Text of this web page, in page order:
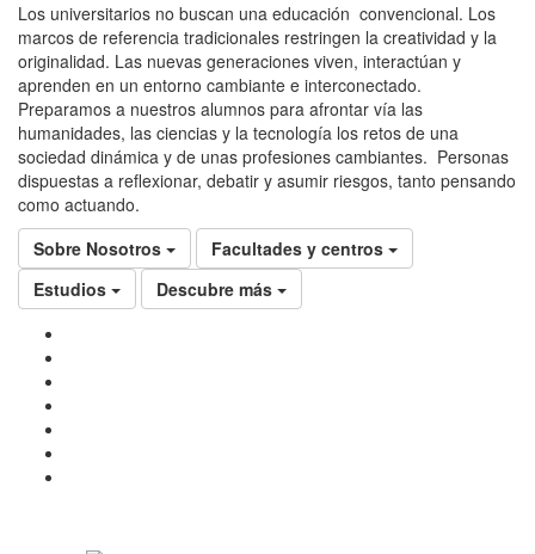
Los universitarios no buscan una educación convencional. Los
marcos de referencia tradicionales restringen la creatividad y la
originalidad. Las nuevas generaciones viven, interactúan y
aprenden en un entorno cambiante e interconectado.
Preparamos a nuestros alumnos para afrontar vía las
humanidades, las ciencias y la tecnología los retos de una
sociedad dinámica y de unas profesiones cambiantes. Personas
dispuestas a reflexionar, debatir y asumir riesgos, tanto pensando
como actuando.
Sobre Nosotros
Facultades y centros
Estudios
Descubre más